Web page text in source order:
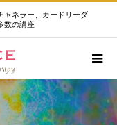
ャネラー、カードリーダ
数の講座